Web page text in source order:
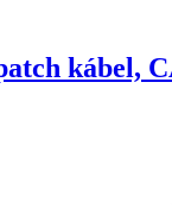
kábel,